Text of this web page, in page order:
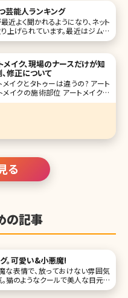
芸能人ランキング
近よく聞かれるようになり、ネット
上げられています。最近はジムな
、腹筋が割れている女性も多いと
もあり、美を意識する人にはトレ
メイク、現場のナースだけが知
修正について
イクの施術部位 アートメイクの
インのアートメイクのリスク 眉
イラインのアート
る
の記事
。可愛い&小悪魔!
な表情で、放っておけない雰囲気
猫のようなクールで美人な目元を
変える女性がいるほど!美女揃い